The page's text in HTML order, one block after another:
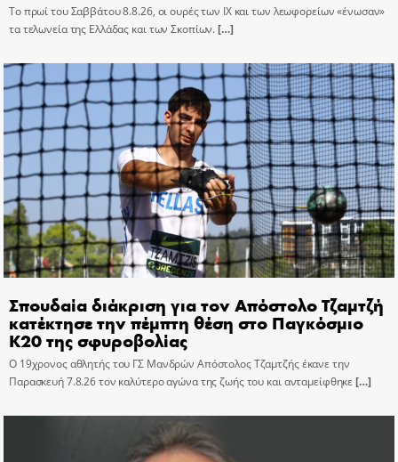
Το πρωί του Σαββάτου 8.8.26, οι ουρές των ΙΧ και των λεωφορείων «ένωσαν»
τα τελωνεία της Ελλάδας και των Σκοπίων.[…]
Σπουδαία διάκριση για τον Απόστολο Τζαμτζή
κατέκτησε την πέμπτη θέση στο Παγκόσμιο
Κ20 της σφυροβολίας
Ο 19χρονος αθλητής του ΓΣ Μανδρών Απόστολος Τζαμτζής έκανε την
Παρασκευή 7.8.26 τον καλύτερο αγώνα της ζωής του και ανταμείφθηκε[…]